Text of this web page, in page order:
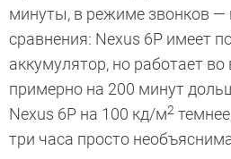
минуты, в режиме звонков —
сравнения: Nexus 6P имеет
аккумулятор, но работает
примерно на 200 минут
Nexus 6P на 100 кд/м2
три часа просто